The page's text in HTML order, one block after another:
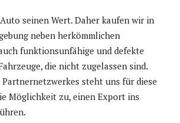
seinen Wert. Daher kaufen wir in
neben herkömmlichen
funktionsunfähige und defekte
die nicht zugelassen sind.
steht uns für diese
Möglichkeit zu, einen Export ins